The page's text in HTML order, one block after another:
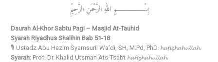
بِسْــــــــــــــــــمِ اللهِ الرَّحْمَنِ الرَّحِيْمِ
Daurah Al-Khor Sabtu Pagi – Masjid At-Tauhid
Syarah Riyadhus Shalihin Bab 51-18
🎙️ Ustadz Abu Hazim Syamsuril Wa’di, SH, M.Pd, PhD. 𝓱𝓪𝓯𝓲𝔃𝓱𝓪𝓱𝓾𝓵𝓵𝓪𝓱.
Syarah: Prof. Dr. Khalid Utsman Ats-Tsabt 𝓱𝓪𝓯𝓲𝔃𝓱𝓪𝓱𝓾𝓵𝓵𝓪𝓱.